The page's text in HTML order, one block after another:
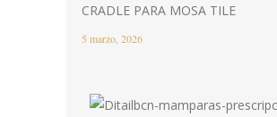
CRADLE PARA MOSA TILE
5 marzo, 2026